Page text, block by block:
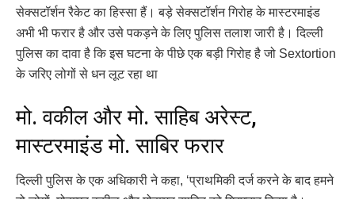
सेक्सटॉर्शन रैकेट का हिस्सा हैं। बड़े सेक्सटॉर्शन गिरोह के मास्टरमाइंड
अभी भी फरार है और उसे पकड़ने के लिए पुलिस तलाश जारी है। दिल्ली
पुलिस का दावा है कि इस घटना के पीछे एक बड़ी गिरोह है जो Sextortion
के जरिए लोगों से धन लूट रहा था
मो. वकील और मो. साहिब अरेस्ट,
मास्टरमाइंड मो. साबिर फरार
दिल्ली पुलिस के एक अधिकारी ने कहा, ‘प्राथमिकी दर्ज करने के बाद हमने